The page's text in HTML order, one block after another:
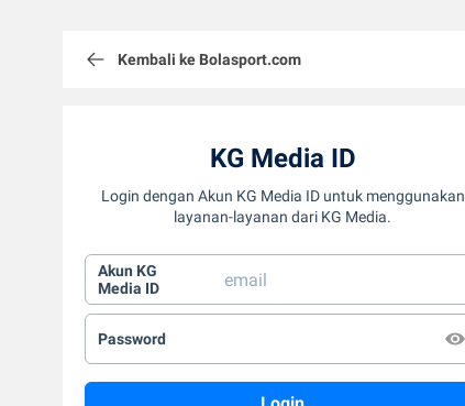
Kembali ke Bolasport.com
KG Media ID
Login dengan Akun KG Media ID untuk menggunakan
layanan-layanan dari KG Media.
Akun KG
Media ID
Password